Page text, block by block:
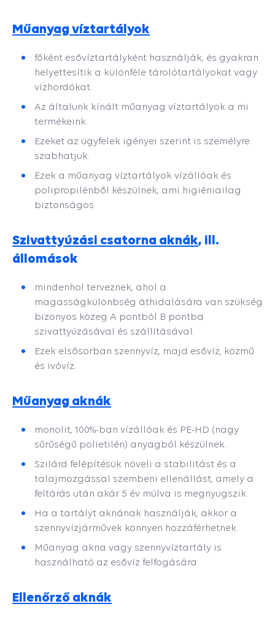
Műanyag víztartályok
főként esővíztartályként használják, és gyakran
helyettesítik a különféle tárolótartályokat vagy
vízhordókat.
Az általunk kínált műanyag víztartályok a mi
termékeink.
Ezeket az ügyfelek igényei szerint is személyre
szabhatjuk.
Ezek a műanyag víztartályok vízállóak és
polipropilénből készülnek, ami higiéniailag
biztonságos.
Szivattyúzási csatorna aknák, ill.
állomások
mindenhol terveznek, ahol a
magasságkülönbség áthidalására van szükség
bizonyos közeg A pontból B pontba
szivattyúzásával és szállításával.
Ezek elsősorban szennyvíz, majd esővíz, közmű
és ivóvíz.
Műanyag aknák
monolit, 100%-ban vízállóak és PE-HD (nagy
sűrűségű polietilén) anyagból készülnek.
Szilárd felépítésük növeli a stabilitást és a
talajmozgással szembeni ellenállást, amely a
feltárás után akár 5 év múlva is megnyugszik.
Ha a tartályt aknának használják, akkor a
szennyvízjárművek könnyen hozzáférhetnek.
Műanyag akna vagy szennyvíztartály is
használható az esővíz felfogására.
Ellenőrző aknák